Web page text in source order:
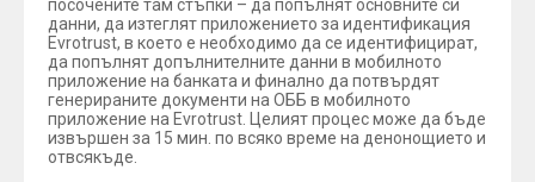
посочените там стъпки – да попълнят основните си
данни, да изтеглят приложението за идентификация
Evrotrust, в което е необходимо да се идентифицират,
да попълнят допълнителните данни в мобилното
приложение на банката и финално да потвърдят
генерираните документи на ОББ в мобилното
приложение на Evrotrust. Целият процес може да бъде
извършен за 15 мин. по всяко време на денонощието и
отвсякъде.